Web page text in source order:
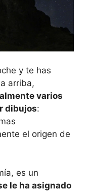
y te has
arriba,
varios
dibujos:
el origen de
es un
le ha asignado